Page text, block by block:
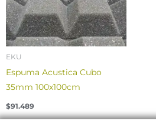
EKU
Espuma Acustica Cubo
35mm 100x100cm
$91.489